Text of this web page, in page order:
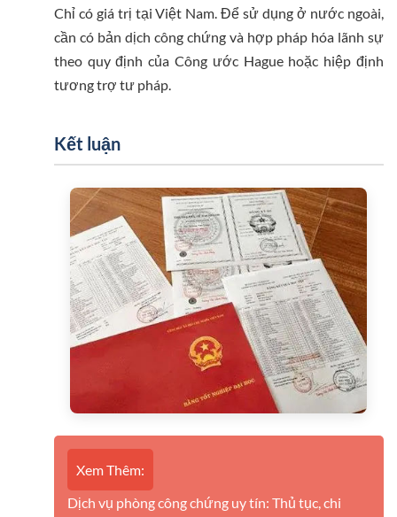
Chỉ có giá trị tại Việt Nam. Để sử dụng ở nước ngoài,
cần có bản dịch công chứng và hợp pháp hóa lãnh sự
theo quy định của Công ước Hague hoặc hiệp định
tương trợ tư pháp.
Kết luận
Xem Thêm:
Dịch vụ phòng công chứng uy tín: Thủ tục, chi